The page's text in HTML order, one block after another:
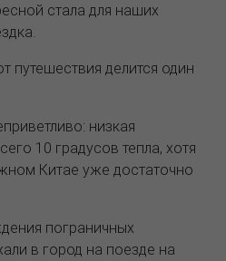
стала для наших
путешествия делится один
низкая
10 градусов тепла, хотя
Китае уже достаточно
пограничных
в город на поезде на